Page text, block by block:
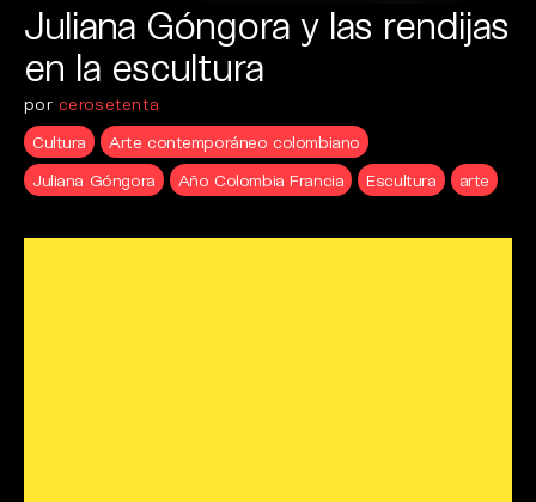
Juliana Góngora y las rendijas
en la escultura
por cerosetenta
Cultura
Arte contemporáneo colombiano
Juliana Góngora
Año Colombia Francia Escultura arte